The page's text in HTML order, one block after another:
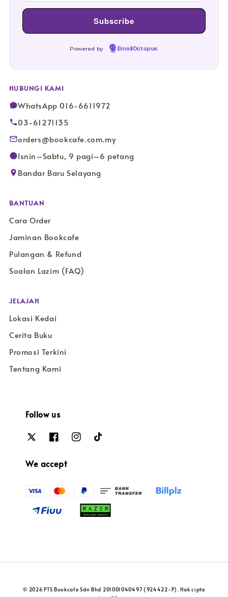
Powered by EmailOctopus
HUBUNGI KAMI
WhatsApp 016-6611972
03-61271135
orders@bookcafe.com.my
Isnin–Sabtu, 9 pagi–6 petang
Bandar Baru Selayang
BANTUAN
Cara Order
Jaminan Bookcafe
Pulangan & Refund
Soalan Lazim (FAQ)
JELAJAH
Lokasi Kedai
Cerita Buku
Promosi Terkini
Tentang Kami
Follow us
We accept
© 2026 PTS Bookcafe Sdn Bhd 201001040497 (924422-P). Hak cipta